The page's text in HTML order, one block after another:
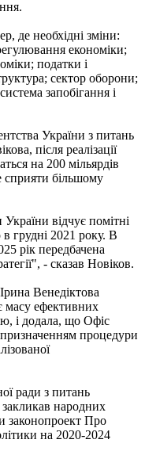
де необхідні зміни:
економіки;
податки і
сектор оборони;
запобігання і
України з питань
після реалізації
на 200 мільярдів
сприяти більшому
відчує помітні
в грудні 2021 року. В
рік передбачена
- сказав Новіков.
Венедіктова
масу ефективних
і додала, що Офіс
процедури
ради з питань
народних
законопроект Про
на 2020-2024